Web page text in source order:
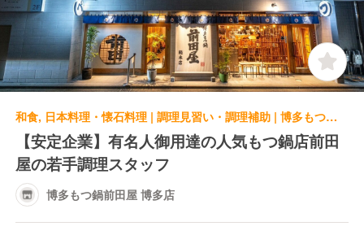
和食, 日本料理・懐石料理 | 調理見習い・調理補助 | 博多もつ鍋前田屋 博多店
【安定企業】有名人御用達の人気もつ鍋店前田
屋の若手調理スタッフ
博多もつ鍋前田屋 博多店